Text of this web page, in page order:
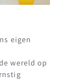
eigen
wereld op